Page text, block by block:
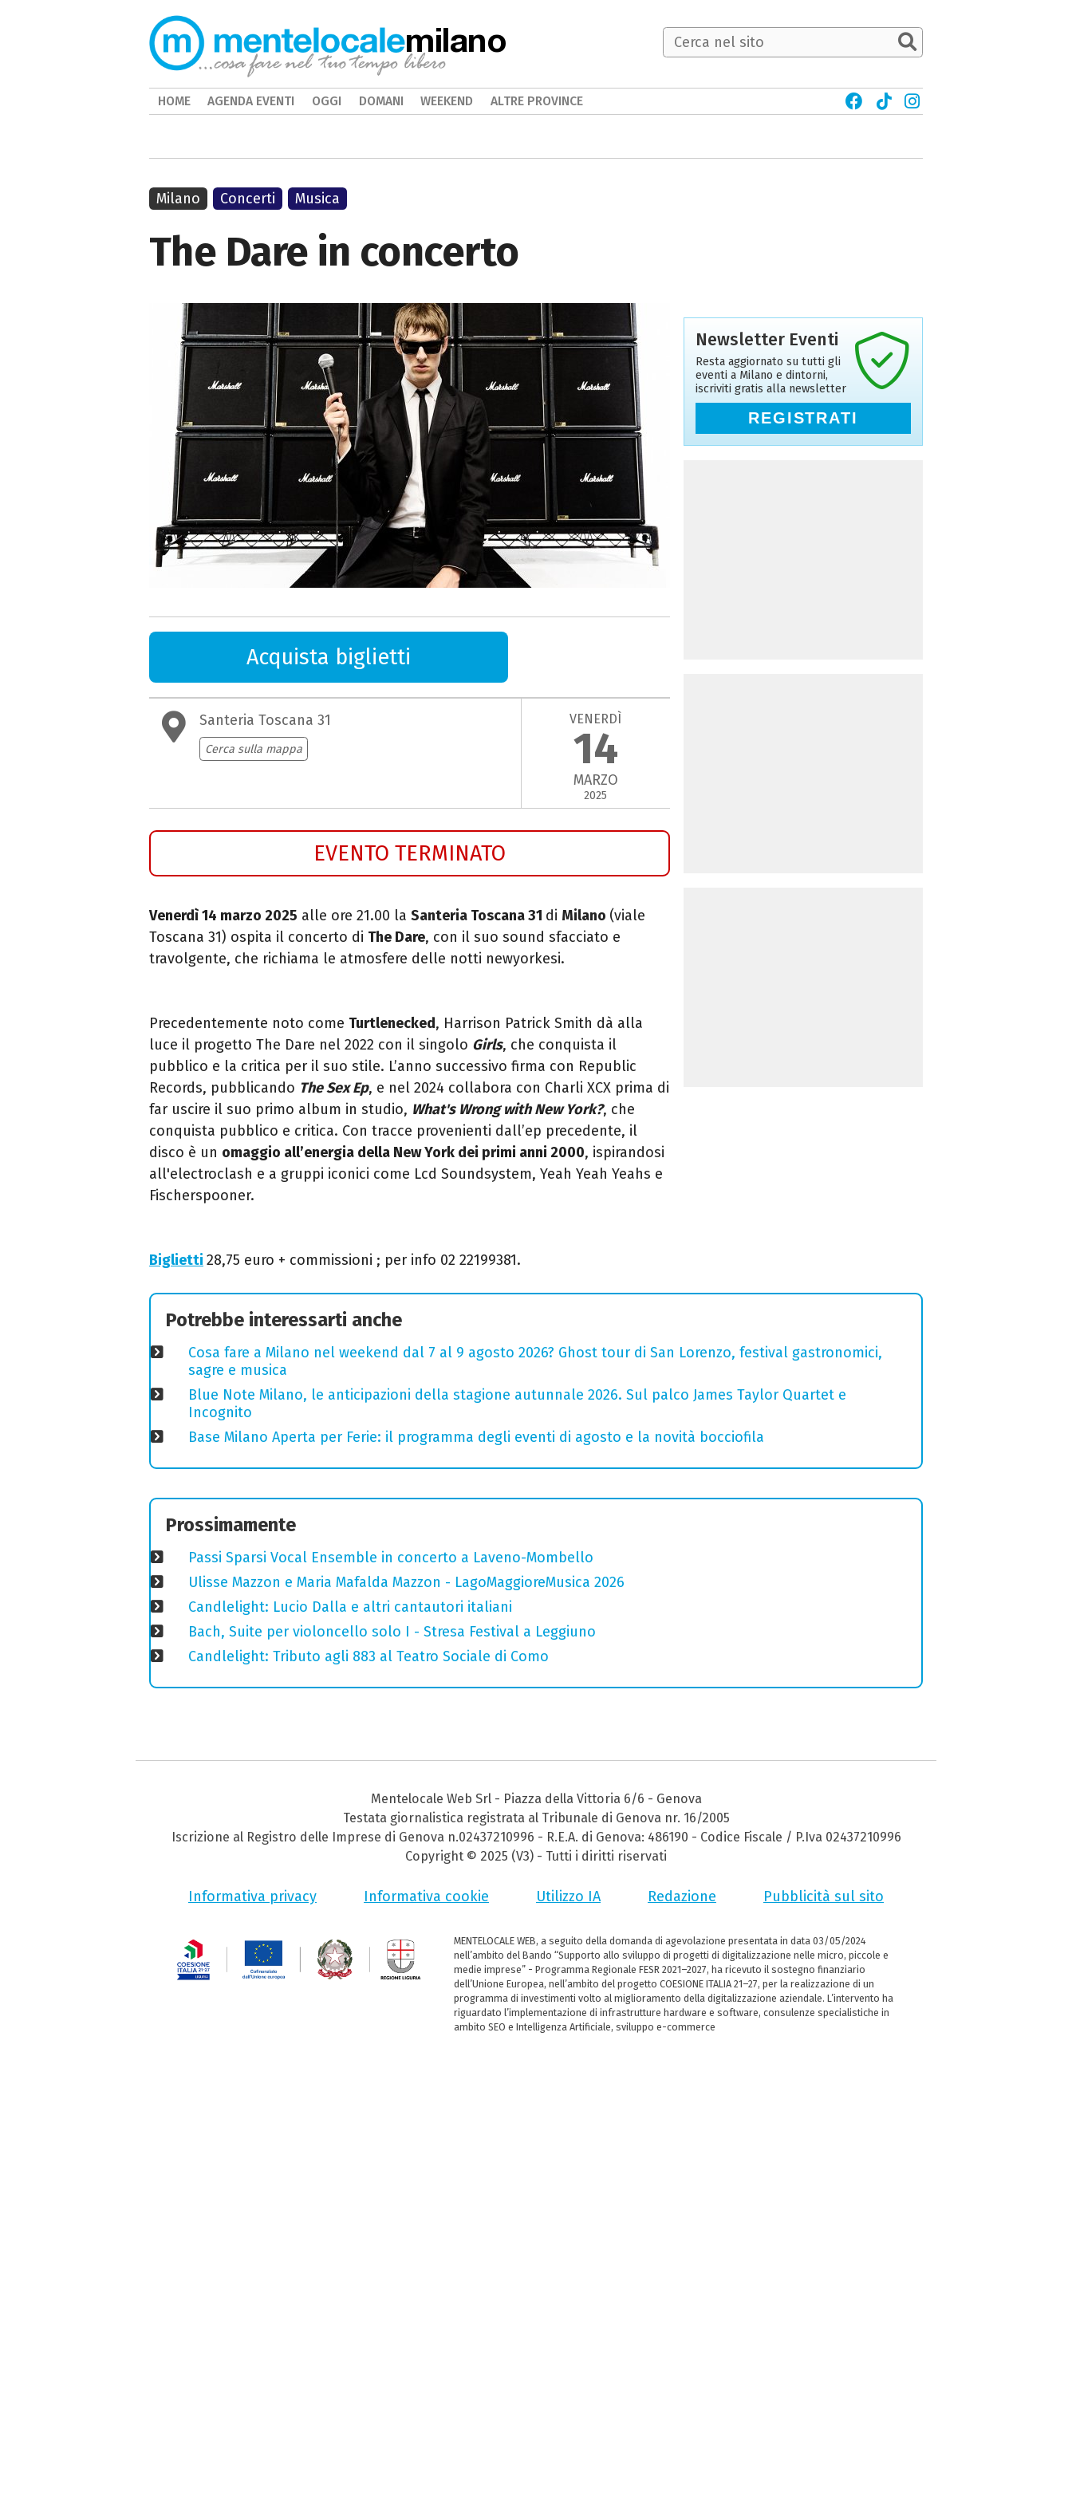
The Dare in concerto
Acquista biglietti
Santeria Toscana 31
Cerca sulla mappa
VENERDÌ
14
MARZO
2025
EVENTO TERMINATO
Venerdì 14 marzo 2025 alle ore 21.00 la Santeria Toscana 31 di Milano (viale
Toscana 31) ospita il concerto di The Dare, con il suo sound sfacciato e
travolgente, che richiama le atmosfere delle notti newyorkesi.
Precedentemente noto come Turtlenecked, Harrison Patrick Smith dà alla
luce il progetto The Dare nel 2022 con il singolo Girls, che conquista il
pubblico e la critica per il suo stile. L’anno successivo firma con Republic
Records, pubblicando The Sex Ep, e nel 2024 collabora con Charli XCX prima di
far uscire il suo primo album in studio, What's Wrong with New York?, che
conquista pubblico e critica. Con tracce provenienti dall’ep precedente, il
disco è un omaggio all’energia della New York dei primi anni 2000, ispirandosi
all'electroclash e a gruppi iconici come Lcd Soundsystem, Yeah Yeah Yeahs e
Fischerspooner.
Biglietti 28,75 euro + commissioni ; per info 02 22199381.
Milano Concerti Musica
Newsletter Eventi
Resta aggiornato su tutti gli
eventi a Milano e dintorni,
iscriviti gratis alla newsletter
REGISTRATI
Potrebbe interessarti anche
Cosa fare a Milano nel weekend dal 7 al 9 agosto 2026? Ghost tour di San Lorenzo, festival gastronomici,
sagre e musica
Blue Note Milano, le anticipazioni della stagione autunnale 2026. Sul palco James Taylor Quartet e
Incognito
Base Milano Aperta per Ferie: il programma degli eventi di agosto e la novità bocciofila
Prossimamente
Passi Sparsi Vocal Ensemble in concerto a Laveno-Mombello
Ulisse Mazzon e Maria Mafalda Mazzon - LagoMaggioreMusica 2026
Candlelight: Lucio Dalla e altri cantautori italiani
Bach, Suite per violoncello solo I - Stresa Festival a Leggiuno
Candlelight: Tributo agli 883 al Teatro Sociale di Como
milano
HOME AGENDA EVENTI OGGI DOMANI WEEKEND ALTRE PROVINCE
Mentelocale Web Srl - Piazza della Vittoria 6/6 - Genova
Testata giornalistica registrata al Tribunale di Genova nr. 16/2005
Iscrizione al Registro delle Imprese di Genova n.02437210996 - R.E.A. di Genova: 486190 - Codice Fiscale / P.Iva 02437210996
Copyright © 2025 (V3) - Tutti i diritti riservati
Informativa privacy Informativa cookie Utilizzo IA Redazione Pubblicità sul sito
MENTELOCALE WEB, a seguito della domanda di agevolazione presentata in data 03/05/2024
nell’ambito del Bando “Supporto allo sviluppo di progetti di digitalizzazione nelle micro, piccole e
medie imprese” - Programma Regionale FESR 2021–2027, ha ricevuto il sostegno finanziario
dell’Unione Europea, nell’ambito del progetto COESIONE ITALIA 21–27, per la realizzazione di un
programma di investimenti volto al miglioramento della digitalizzazione aziendale. L’intervento ha
riguardato l’implementazione di infrastrutture hardware e software, consulenze specialistiche in
ambito SEO e Intelligenza Artificiale, sviluppo e-commerce